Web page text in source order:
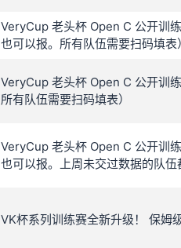
VeryCup 老头杯 Open C 公开训
也可以报。所有队伍需要扫码填表）
VeryCup 老头杯 Open C 公开训
所有队伍需要扫码填表）
VeryCup 老头杯 Open C 公开训
也可以报。上周未交过数据的队伍
VK杯系列训练赛全新升级！ 保姆